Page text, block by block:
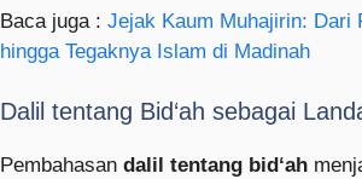
Baca juga : Jejak Kaum Muhajirin: Dari
hingga Tegaknya Islam di Madinah
Dalil tentang Bid‘ah sebagai
Pembahasan dalil tentang bid‘ah